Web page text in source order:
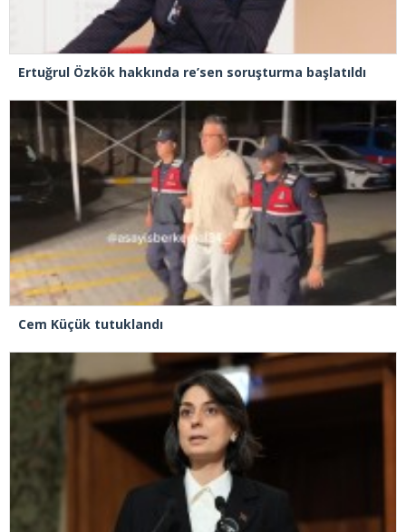
Ertuğrul Özkök hakkında re’sen soruşturma başlatıldı
Cem Küçük tutuklandı